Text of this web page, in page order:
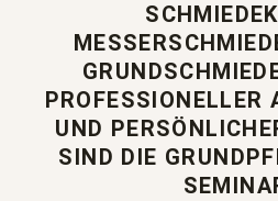
PROFESSIONELLER
UND
SIND DIE